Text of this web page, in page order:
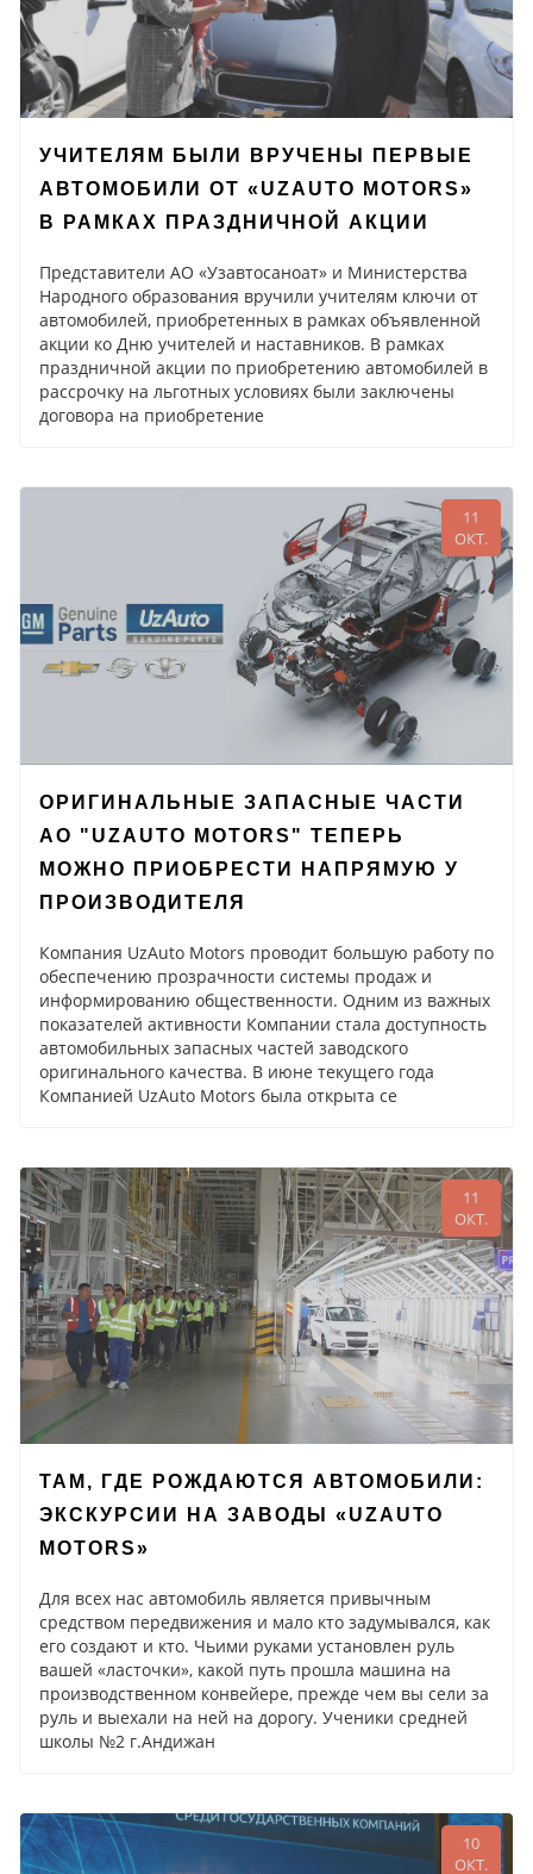
УЧИТЕЛЯМ БЫЛИ ВРУЧЕНЫ ПЕРВЫЕ
АВТОМОБИЛИ ОТ «UZAUTO MOTORS»
В РАМКАХ ПРАЗДНИЧНОЙ АКЦИИ
Представители АО «Узавтосаноат» и Министерства
Народного образования вручили учителям ключи от
автомобилей, приобретенных в рамках объявленной
акции ко Дню учителей и наставников. В рамках
праздничной акции по приобретению автомобилей в
рассрочку на льготных условиях были заключены
договора на приобретение
11
ОКТ.
ОРИГИНАЛЬНЫЕ ЗАПАСНЫЕ ЧАСТИ
АО "UZAUTO MOTORS" TEПЕРЬ
МОЖНО ПРИОБРЕСТИ НАПРЯМУЮ У
ПРОИЗВОДИТЕЛЯ
Компания UzAuto Motors проводит большую работу по
обеспечению прозрачности системы продаж и
информированию общественности. Одним из важных
показателей активности Компании стала доступность
автомобильных запасных частей заводского
оригинального качества. В июне текущего года
Компанией UzAuto Motors была открыта се
11
ОКТ.
ТАМ, ГДЕ РОЖДАЮТСЯ АВТОМОБИЛИ:
ЭКСКУРСИИ НА ЗАВОДЫ «UZAUTO
MOTORS»
Для всех нас автомобиль является привычным
средством передвижения и мало кто задумывался, как
его создают и кто. Чьими руками установлен руль
вашей «ласточки», какой путь прошла машина на
производственном конвейере, прежде чем вы сели за
руль и выехали на ней на дорогу. Ученики средней
школы №2 г.Андижан
10
ОКТ.